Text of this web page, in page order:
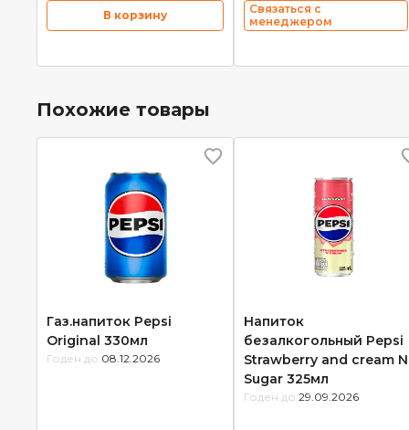
В корзину
Связаться с
менеджером
Похожие товары
Газ.напиток Pepsi
Original 330мл
Годен до: 08.12.2026
Напиток
безалкогольный Pepsi
Strawberry and cream
Sugar 325мл
Годен до: 29.09.2026